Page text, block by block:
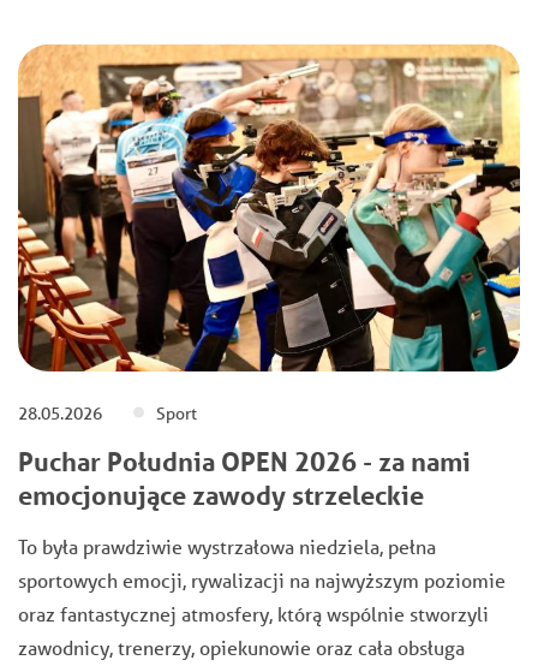
28.05.2026 Sport
Puchar Południa OPEN 2026 - za nami
emocjonujące zawody strzeleckie
To była prawdziwie wystrzałowa niedziela, pełna
sportowych emocji, rywalizacji na najwyższym poziomie
oraz fantastycznej atmosfery, którą wspólnie stworzyli
zawodnicy, trenerzy, opiekunowie oraz cała obsługa